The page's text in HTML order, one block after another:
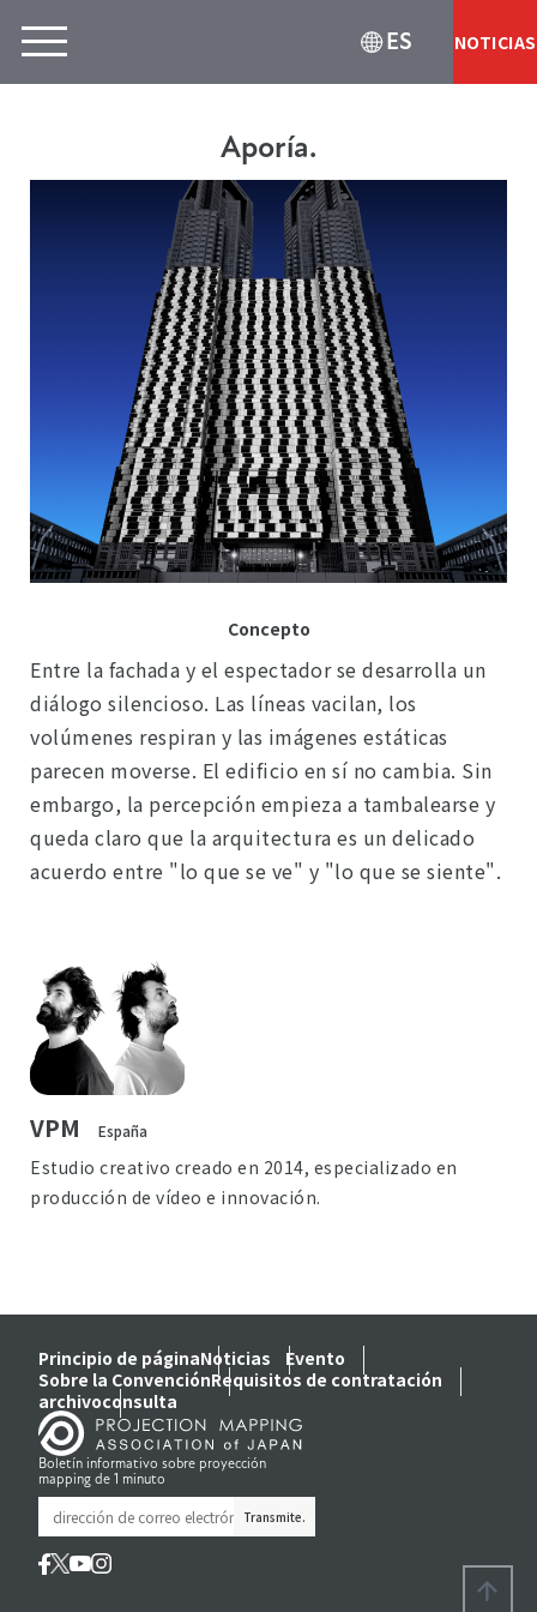
ES NOTICIAS
Aporía.
Concepto
Entre la fachada y el espectador se desarrolla un
diálogo silencioso. Las líneas vacilan, los
volúmenes respiran y las imágenes estáticas
parecen moverse. El edificio en sí no cambia. Sin
embargo, la percepción empieza a tambalearse y
queda claro que la arquitectura es un delicado
acuerdo entre "lo que se ve" y "lo que se siente".
VPM España
Estudio creativo creado en 2014, especializado en
producción de vídeo e innovación.
Principio de páginaNoticias
Evento
Sobre la ConvenciónRequisitos de contratación
archivoconsulta
Boletín informativo sobre proyección
mapping de 1 minuto